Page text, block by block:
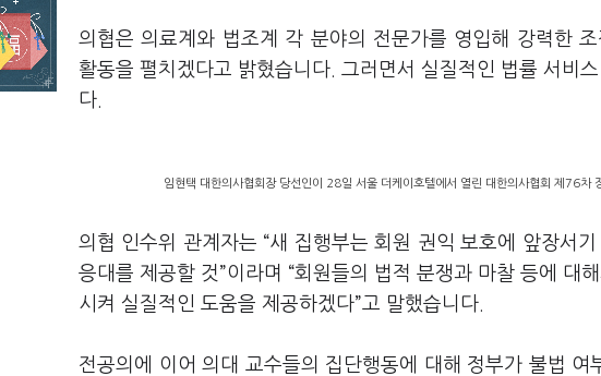
의협은 의료계와 법조계 각 분야의 전문가를 영입해 강력한
활동을 펼치겠다고 밝혔습니다. 그러면서 실질적인 법률 서비
다.
임현택 대한의사협회장 당선인이 28일 서울 더케이호텔에서 열린 대한의사협회 제76차
의협 인수위 관계자는 “새 집행부는 회원 권익 보호에 앞장서
응대를 제공할 것”이라며 “회원들의 법적 분쟁과 마찰 등에 대
시켜 실질적인 도움을 제공하겠다”고 말했습니다.
전공의에 이어 의대 교수들의 집단행동에 대해 정부가 불법